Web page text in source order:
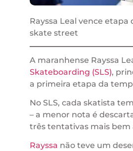
Rayssa Leal vence
skate street
A maranhense Rayssa
Skateboarding (SLS),
a primeira etapa da
No SLS, cada skatista
– a menor nota é
três tentativas mais bem
Rayssa não teve um